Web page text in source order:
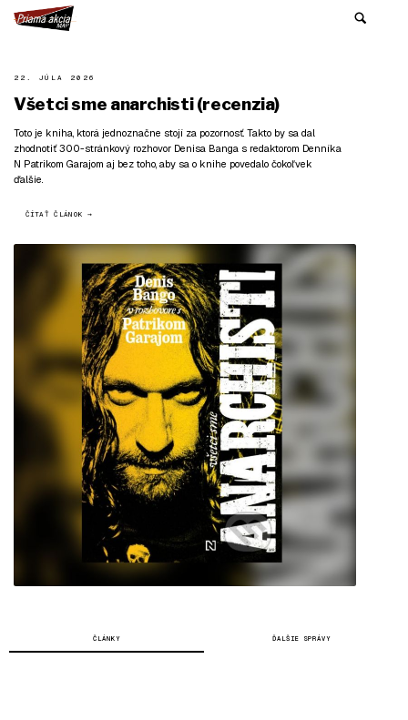
22. JÚLA 2026
Všetci sme anarchisti (recenzia)
Toto je kniha, ktorá jednoznačne stojí za pozornosť. Takto by sa dal
zhodnotiť 300-stránkový rozhovor Denisa Banga s redaktorom Denníka
N Patrikom Garajom aj bez toho, aby sa o knihe povedalo čokoľvek
ďalšie.
ČÍTAŤ ČLÁNOK →
ČLÁNKY ĎALŠIE SPRÁVY